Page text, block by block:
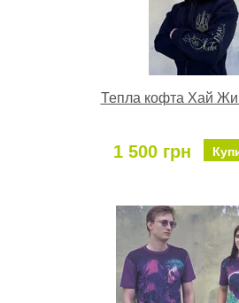
Тепла кофта Хай
1 500 грн